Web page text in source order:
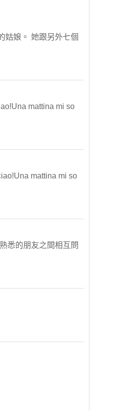
姑娘。 她跟另外七個
mattina mi so
mattina mi so
悉的朋友之間相互問